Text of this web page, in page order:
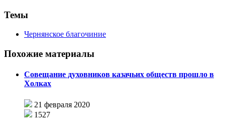
Темы
Чернянское благочиние
Похожие материалы
Совещание духовников казачьих обществ прошло в
Холках
21 февраля 2020
1527